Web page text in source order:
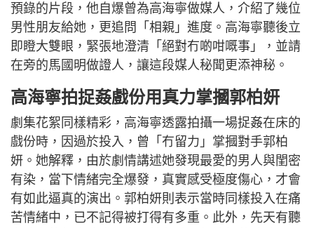
預錄的片段，他自爆曾為高海寧做媒人，介紹了幾位
男性朋友給她，更追問「相親」進度。高海寧聽後立
即瞪大雙眼，緊張地澄清「絕對冇啲咁嘅事」，並請
在旁的馬國明做證人，讓這段媒人秘聞更添神秘。
高海寧拍捉姦戲份用真力掌摑郭柏妍
劇集花絮同樣精彩，高海寧透露拍攝一場捉姦在床的
戲份時，因過於投入，曾「冇留力」掌摑對手郭柏
妍。她解釋，由於劇情講述她發現最愛的男人與閨密
有染，當下情緒完全爆發，真實感受極度傷心，才會
有如此逼真的演出。郭柏妍則表示當時同樣投入在痛
苦情緒中，已不記得被打得有多重。此外，先天有聽